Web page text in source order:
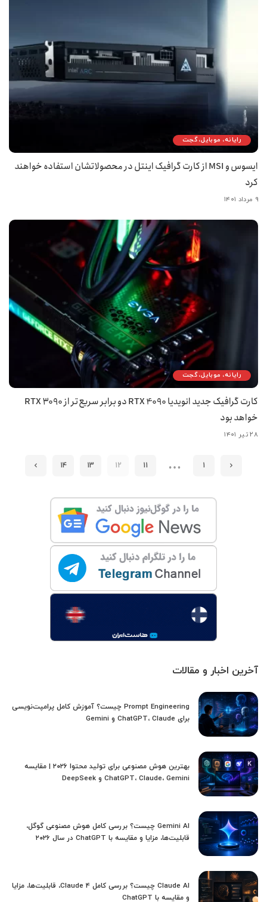
رایانه، موبایل، گجت
ایسوس و MSI از کارت گرافیک اینتل در محصولاتشان استفاده خواهند
کرد
۹ مرداد ۱۴۰۱
رایانه، موبایل، گجت
کارت گرافیک جدید انویدیا RTX 4090 دو برابر سریع‌تر از RTX 3090
خواهد بود
۲۸ تیر ۱۴۰۱
1
…
11
12
13
14
آخرین اخبار و مقالات
Prompt Engineering چیست؟ آموزش کامل پرامپت‌نویسی
برای ChatGPT، Claude و Gemini
بهترین هوش مصنوعی برای تولید محتوا ۲۰۲۶ | مقایسه
ChatGPT، Claude، Gemini و DeepSeek
Gemini AI چیست؟ بررسی کامل هوش مصنوعی گوگل،
قابلیت‌ها، مزایا و مقایسه با ChatGPT در سال ۲۰۲۶
Claude AI چیست؟ بررسی کامل Claude 4، قابلیت‌ها، مزایا
و مقایسه با ChatGPT